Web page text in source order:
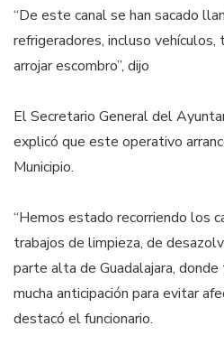
“De este canal se han sacado
refrigeradores, incluso vehículos,
arrojar escombro”, dijo
El Secretario General del
explicó que este operativo
Municipio.
“Hemos estado recorriendo los
trabajos de limpieza, de
parte alta de Guadalajara,
mucha anticipación para evitar
destacó el funcionario.